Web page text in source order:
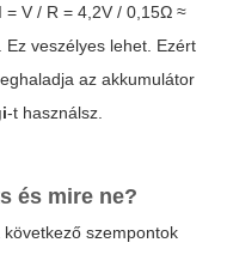
V / R = 4,2V / 0,15Ω ≈
veszélyes lehet. Ezért
az akkumulátor
-t használsz.
és mire ne?
szempontok